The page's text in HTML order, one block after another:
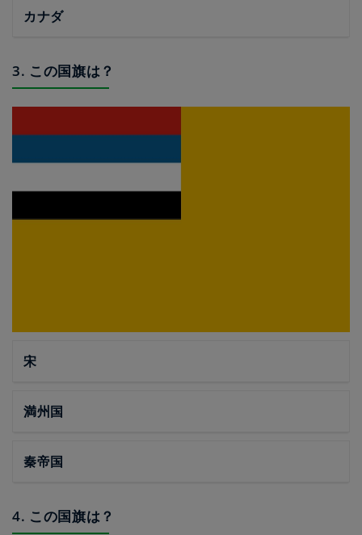
カナダ
3. この国旗は？
宋
満州国
秦帝国
4. この国旗は？